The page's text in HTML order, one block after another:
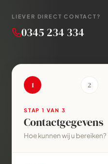
LIEVER DIRECT CONTACT?
0345 234 334
1 2
STAP 1 VAN 3
Contactgegevens
Hoe kunnen wij u bereiken?